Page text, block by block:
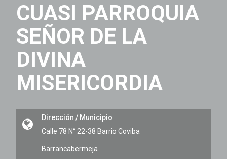
CUASI PARROQUIA
SEÑOR DE LA
DIVINA
MISERICORDIA
Dirección / Municipio
Calle 78 N° 22-38 Barrio Coviba
Barrancabermeja